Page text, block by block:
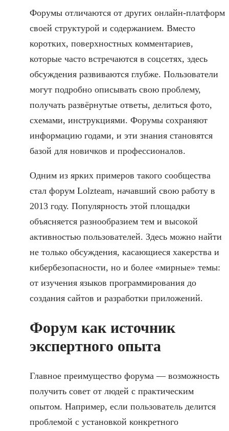
Форумы отличаются от других онлайн-платформ
своей структурой и содержанием. Вместо
коротких, поверхностных комментариев,
которые часто встречаются в соцсетях, здесь
обсуждения развиваются глубже. Пользователи
могут подробно описывать свою проблему,
получать развёрнутые ответы, делиться фото,
схемами, инструкциями. Форумы сохраняют
информацию годами, и эти знания становятся
базой для новичков и профессионалов.
Одним из ярких примеров такого сообщества
стал форум Lolzteam, начавший свою работу в
2013 году. Популярность этой площадки
объясняется разнообразием тем и высокой
активностью пользователей. Здесь можно найти
не только обсуждения, касающиеся хакерства и
кибербезопасности, но и более «мирные» темы:
от изучения языков программирования до
создания сайтов и разработки приложений.
Форум как источник
экспертного опыта
Главное преимущество форума — возможность
получить совет от людей с практическим
опытом. Например, если пользователь делится
проблемой с установкой конкретного